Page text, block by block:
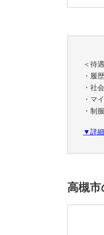
＜待
・履
・社
・マ
・制
・前
急募,
祝休
▼詳
高槻